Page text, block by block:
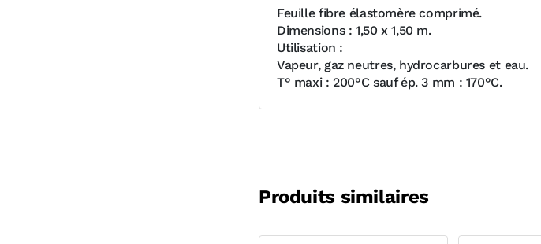
Feuille fibre élastomère comprimé.
Dimensions : 1,50 x 1,50 m.
Utilisation :
Vapeur, gaz neutres, hydrocarbures et eau.
T° maxi : 200°C sauf ép. 3 mm : 170°C.
Produits similaires